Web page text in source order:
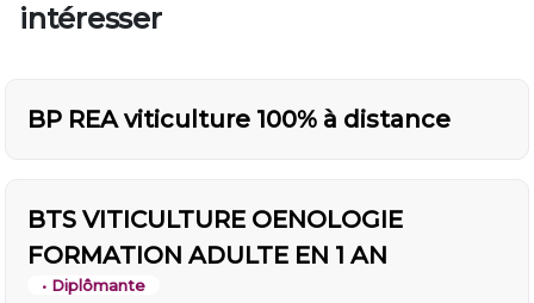
intéresser
BP REA viticulture 100% à distance
BTS VITICULTURE OENOLOGIE
FORMATION ADULTE EN 1 AN
• Diplômante